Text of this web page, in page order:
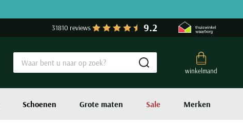
31810 reviews 9.2
winkelmand
Submit search
Schoenen Grote maten Sale Merken